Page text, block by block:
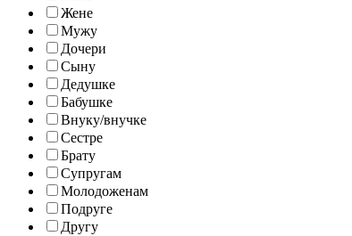
Жене
Мужу
Дочери
Сыну
Дедушке
Бабушке
Внуку/внучке
Сестре
Брату
Супругам
Молодоженам
Подруге
Другу